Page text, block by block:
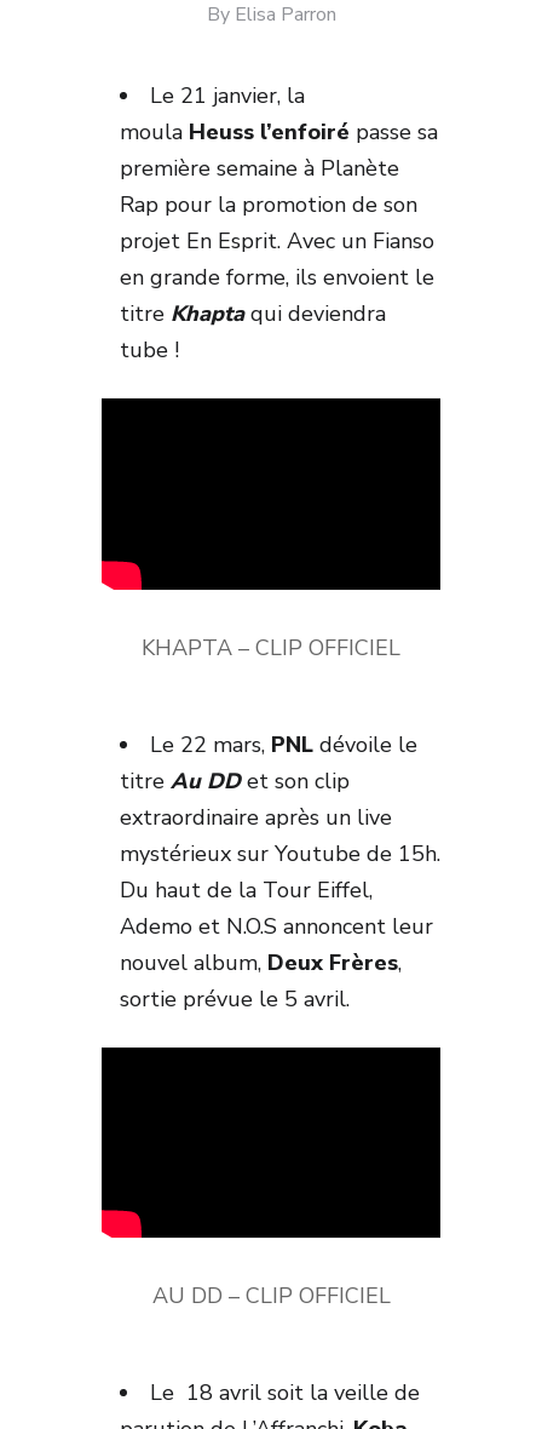
By Elisa Parron
Le 21 janvier, la
moula Heuss l’enfoiré passe sa
première semaine à Planète
Rap pour la promotion de son
projet En Esprit. Avec un Fianso
en grande forme, ils envoient le
titre Khapta qui deviendra
tube !
KHAPTA – CLIP OFFICIEL
Le 22 mars, PNL dévoile le
titre Au DDet son clip
extraordinaire après un live
mystérieux sur Youtube de 15h.
Du haut de la Tour Eiffel,
Ademo et N.O.S annoncent leur
nouvel album, Deux Frères,
sortie prévue le 5 avril.
AU DD – CLIP OFFICIEL
Le 18 avril soit la veille de